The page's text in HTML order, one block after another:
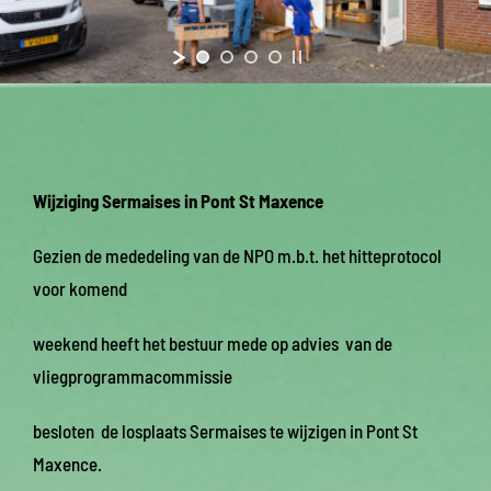
Wijziging Sermaises in Pont St Maxence
Gezien de mededeling van de NPO m.b.t. het hitteprotocol
voor komend
weekend heeft het bestuur mede op advies van de
vliegprogrammacommissie
besloten de losplaats Sermaises te wijzigen in Pont St
Maxence.